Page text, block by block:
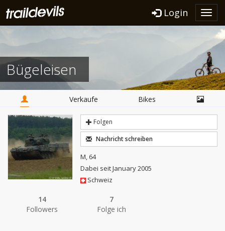
Login
Bügeleisen
Verkaufe Bikes
Folgen
Nachricht schreiben
M, 64
Dabei seit January 2005
Schweiz
14
Followers
7
Folge ich